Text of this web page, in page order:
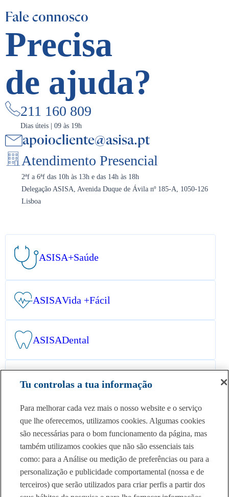
Fale connosco
Precisa
de ajuda?
211 160 809
Dias úteis | 09 às 19h
apoiocliente@asisa.pt
Atendimento Presencial
2ªf a 6ªf das 10h às 13h e das 14h às 18h
Delegação ASISA, Avenida Duque de Ávila nº 185-A, 1050-126
Lisboa
ASISA+Saúde
ASISAVida +Fácil
ASISADental
ASISAAcidentes Pessoais
Rede Prestadores
Sobre nós
Destaques Asisa
Tu controlas a tua informação
Para melhorar cada vez mais o nosso website e o serviço
que lhe oferecemos, utilizamos cookies. Algumas cookies
são necessárias para o bom funcionamento da página, mas
também utilizamos cookies que não são essenciais tais
como: para a Análise ou medição de preferências ou para a
personalização e publicidade comportamental (nossa e de
terceiros) que serão utilizados para criar perfis a partir dos